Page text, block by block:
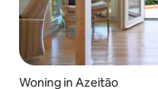
Woning in Azeitão